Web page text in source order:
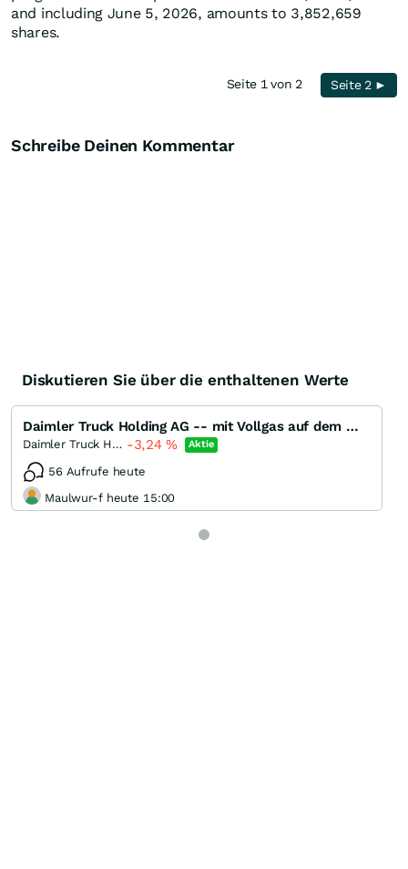
and including June 5, 2026, amounts to 3,852,659
shares.
Seite 1 von 2 Seite 2 ►
Schreibe Deinen Kommentar
Diskutieren Sie über die enthaltenen Werte
Daimler Truck Holding AG -- mit Vollgas auf dem Weg in den DAX ?
Daimler Truck Holding -3,24% Aktie
56 Aufrufe heute
Maulwur-f heute 15:00